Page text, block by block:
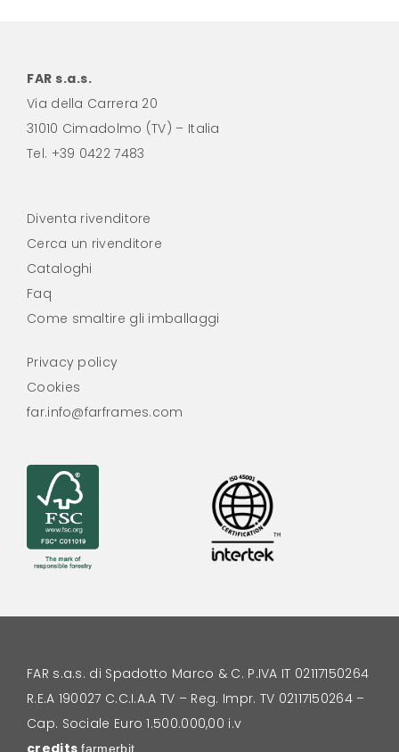
FAR s.a.s.
Via della Carrera 20
31010 Cimadolmo (TV) – Italia
Tel. +39 0422 7483
Diventa rivenditore
Cerca un rivenditore
Cataloghi
Faq
Come smaltire gli imballaggi
Privacy policy
Cookies
far.info@farframes.com
FAR s.a.s. di Spadotto Marco & C. P.IVA IT 02117150264
R.E.A 190027 C.C.I.A.A TV – Reg. Impr. TV 02117150264 –
Cap. Sociale Euro 1.500.000,00 i.v
farmerbit